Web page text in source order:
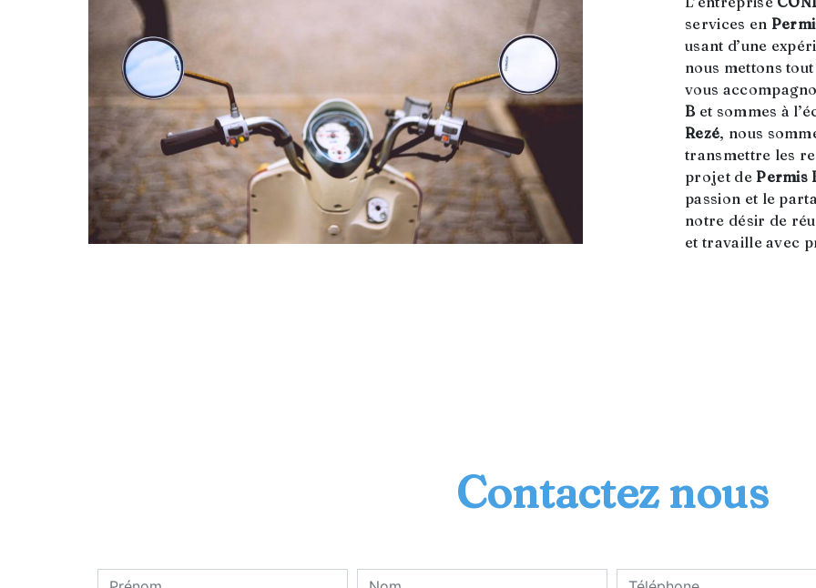
services en
usant d’une
nous mettons
vous
Bet sommes à
Rezé, nous
transmettre les
projet dePermis
passion et le
notre désir de
et travaille avec
Contactez nous